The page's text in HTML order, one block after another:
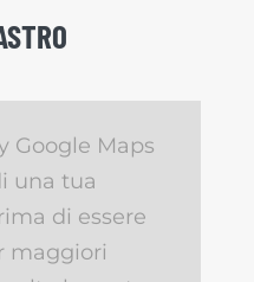
Google Maps
una tua
di essere
maggiori